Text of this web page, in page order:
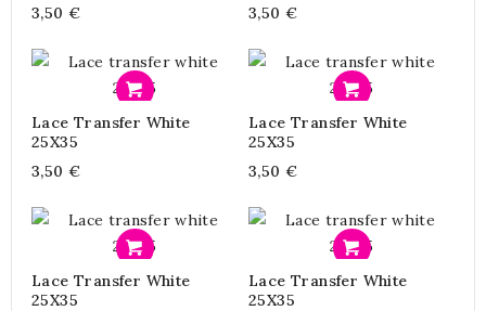
3,50 € 3,50 €
Lace Transfer White
25X35
3,50 €
Lace Transfer White
25X35
3,50 €
Lace Transfer White
25X35
Lace Transfer White
25X35